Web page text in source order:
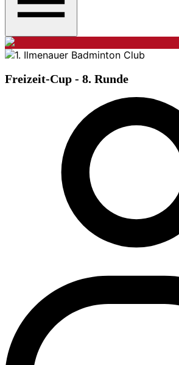
Freizeit-Cup - 8. Runde